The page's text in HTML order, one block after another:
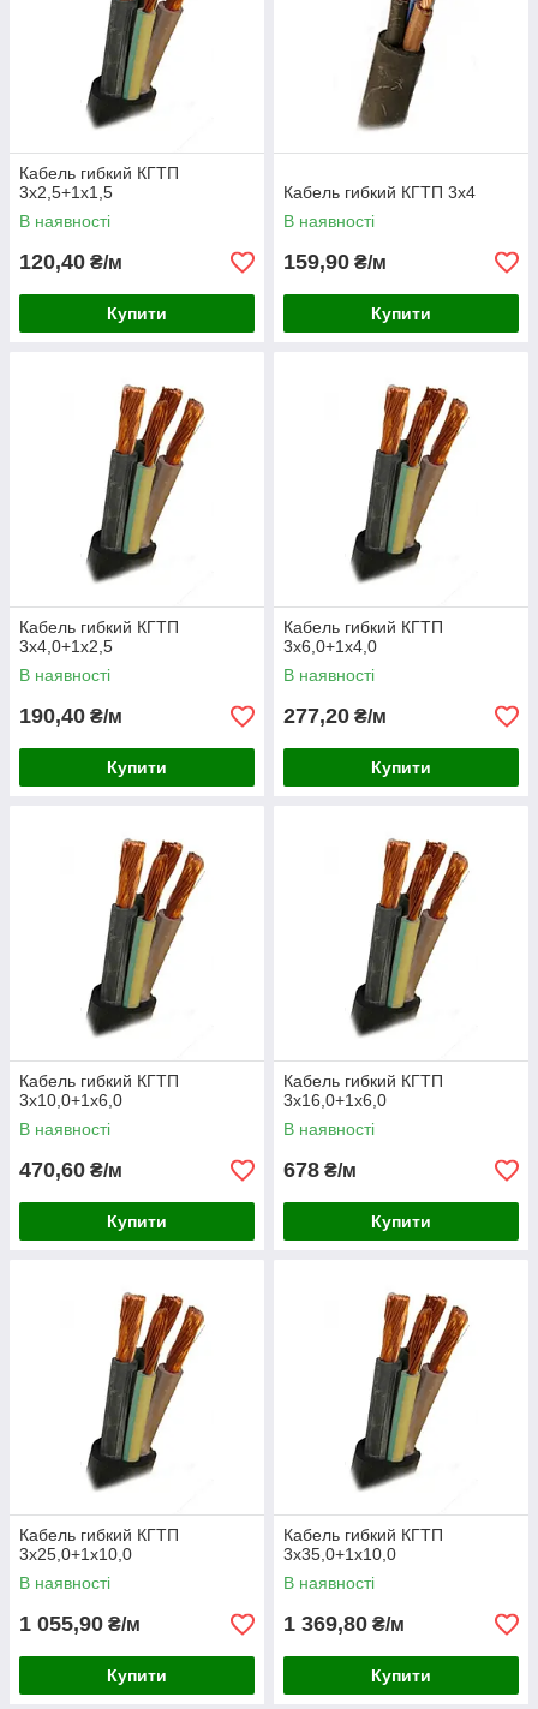
Кабель гибкий КГТП
3х2,5+1х1,5
В наявності
120,40 ₴/м
Купити
Кабель гибкий КГТП 3х4
В наявності
159,90 ₴/м
Купити
Кабель гибкий КГТП
3х4,0+1х2,5
В наявності
190,40 ₴/м
Купити
Кабель гибкий КГТП
3х6,0+1х4,0
В наявності
277,20 ₴/м
Купити
Кабель гибкий КГТП
3х10,0+1х6,0
В наявності
470,60 ₴/м
Купити
Кабель гибкий КГТП
3х16,0+1х6,0
В наявності
678 ₴/м
Купити
Кабель гибкий КГТП
3х25,0+1х10,0
В наявності
1 055,90 ₴/м
Купити
Кабель гибкий КГТП
3х35,0+1х10,0
В наявності
1 369,80 ₴/м
Купити